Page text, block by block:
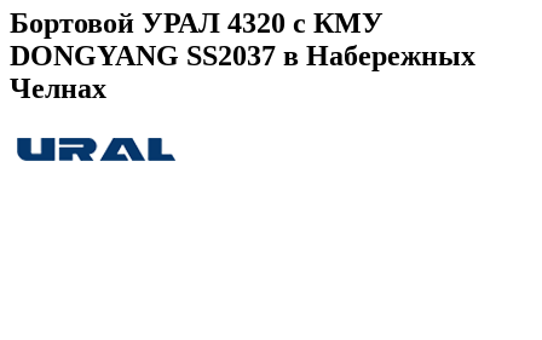
Бортовой УРАЛ 4320 с КМУ
DONGYANG SS2037 в Набережных
Челнах